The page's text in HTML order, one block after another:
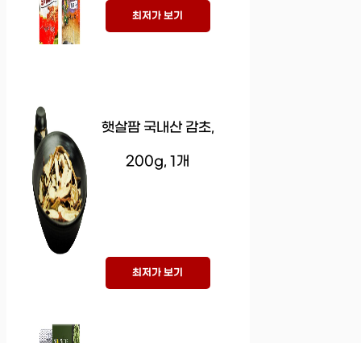
최저가 보기
햇살팜 국내산 감초,
200g, 1개
최저가 보기